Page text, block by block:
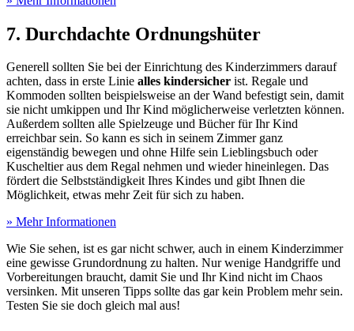
7. Durchdachte Ordnungshüter
Generell sollten Sie bei der Einrichtung des Kinderzimmers darauf
achten, dass in erste Linie alles kindersicher ist. Regale und
Kommoden sollten beispielsweise an der Wand befestigt sein, damit
sie nicht umkippen und Ihr Kind möglicherweise verletzten können.
Außerdem sollten alle Spielzeuge und Bücher für Ihr Kind
erreichbar sein. So kann es sich in seinem Zimmer ganz
eigenständig bewegen und ohne Hilfe sein Lieblingsbuch oder
Kuscheltier aus dem Regal nehmen und wieder hineinlegen. Das
fördert die Selbstständigkeit Ihres Kindes und gibt Ihnen die
Möglichkeit, etwas mehr Zeit für sich zu haben.
» Mehr Informationen
Wie Sie sehen, ist es gar nicht schwer, auch in einem Kinderzimmer
eine gewisse Grundordnung zu halten. Nur wenige Handgriffe und
Vorbereitungen braucht, damit Sie und Ihr Kind nicht im Chaos
versinken. Mit unseren Tipps sollte das gar kein Problem mehr sein.
Testen Sie sie doch gleich mal aus!